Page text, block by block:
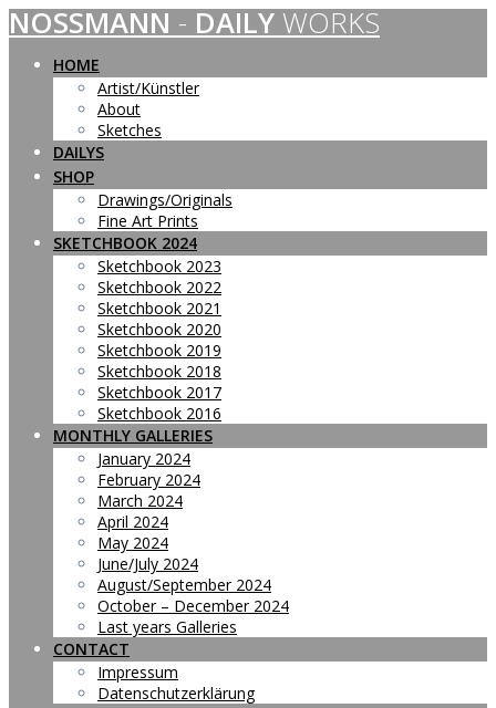
Skip
to
content
NOSSMANN - DAILY WORKS
HOME
Artist/Künstler
About
Sketches
DAILYS
SHOP
Drawings/Originals
Fine Art Prints
SKETCHBOOK 2024
Sketchbook 2023
Sketchbook 2022
Sketchbook 2021
Sketchbook 2020
Sketchbook 2019
Sketchbook 2018
Sketchbook 2017
Sketchbook 2016
MONTHLY GALLERIES
January 2024
February 2024
March 2024
April 2024
May 2024
June/July 2024
August/September 2024
October – December 2024
Last years Galleries
CONTACT
Impressum
Datenschutzerklärung